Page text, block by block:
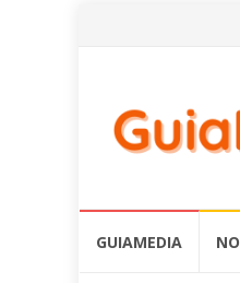
GUIAMEDIA